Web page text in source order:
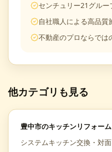
センチュリー21グルー
自社職人による高品質
不動産のプロならでは
他カテゴリも見る
豊中市のキッチンリフォーム
システムキッチン交換・対